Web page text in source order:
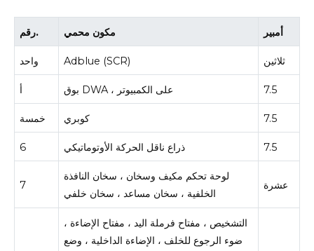
رقم. مكون محمي أمبير
واحد Adblue (SCR) ثلاثين
أ بوق DWA ، على الكمبيوتر 7.5
خمسة كوبري 7.5
6 ذراع ناقل الحركة الأوتوماتيكي 7.5
7
لوحة تحكم مكيف وسخان ، سخان النافذة
الخلفية ، سخان مساعد ، سخان خلفي
عشرة
التشخيص ، مفتاح فرملة اليد ، مفتاح الإضاءة ،
ضوء الرجوع للخلف ، الإضاءة الداخلية ، وضع